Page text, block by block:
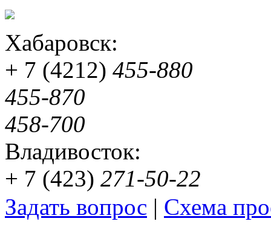
Хабаровск:
+ 7 (4212) 455-880
455-870
458-700
Владивосток:
+ 7 (423) 271-50-22
Задать вопрос | Схема